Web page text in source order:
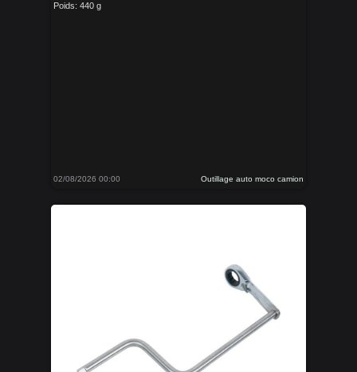
Poids: 440 g
02/08/2026 00:00 Outillage auto moco camion